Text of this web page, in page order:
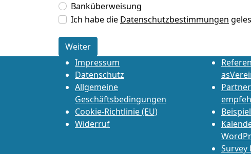
Banküberweisung
Ich habe die Datenschutzbestimmungen
Weiter
Impressum
Datenschutz
Allgemeine
Geschäftsbedingungen
Cookie-Richtlinie (EU)
Widerruf
Survey